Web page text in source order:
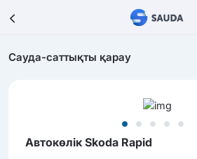
Сауда-саттықты қарау
Автокөлік Skoda Rapid